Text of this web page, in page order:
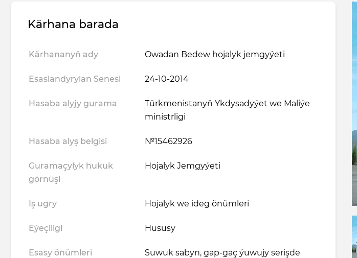
Kärhana barada
Kärhananyň ady Owadan Bedew hojalyk jemgyýeti
Esaslandyrylan Senesi 24-10-2014
Hasaba alyjy gurama
Türkmenistanyň Ykdysadyýet we Maliýe
ministrligi
Hasaba alyş belgisi №15462926
Guramaçylyk hukuk
görnüşi
Hojalyk Jemgyýeti
Iş ugry Hojalyk we ideg önümleri
Eýeçiligi Hususy
Esasy önümleri Suwuk sabyn, gap-gaç ýuwujy serişde